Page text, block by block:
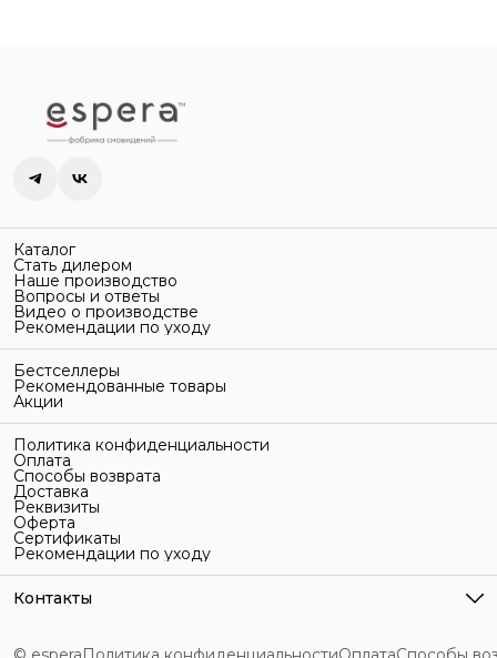
Каталог
Стать дилером
Наше производство
Вопросы и ответы
Видео о производстве
Рекомендации по уходу
Бестселлеры
Рекомендованные товары
Акции
Политика конфиденциальности
Оплата
Способы возврата
Доставка
Реквизиты
Оферта
Сертификаты
Рекомендации по уходу
Контакты